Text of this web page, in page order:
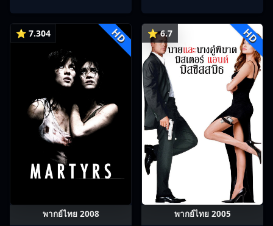
⭐ 7.304 HD
พากย์ไทย 2008
⭐ 6.7 HD
พากย์ไทย 2005